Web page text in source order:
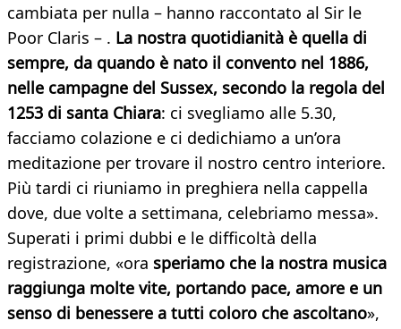
cambiata per nulla – hanno raccontato al Sir le
Poor Claris – . La nostra quotidianità è quella di
sempre, da quando è nato il convento nel 1886,
nelle campagne del Sussex, secondo la regola del
1253 di santa Chiara: ci svegliamo alle 5.30,
facciamo colazione e ci dedichiamo a un’ora
meditazione per trovare il nostro centro interiore.
Più tardi ci riuniamo in preghiera nella cappella
dove, due volte a settimana, celebriamo messa».
Superati i primi dubbi e le difficoltà della
registrazione, «ora speriamo che la nostra musica
raggiunga molte vite, portando pace, amore e un
senso di benessere a tutti coloro che ascoltano»,